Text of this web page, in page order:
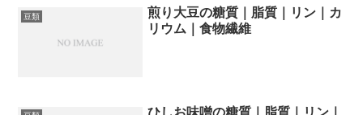
豆類
煎り大豆の糖質｜脂質｜リン｜カ
リウム｜食物繊維
ひしお味噌の糖質｜脂質｜リン｜